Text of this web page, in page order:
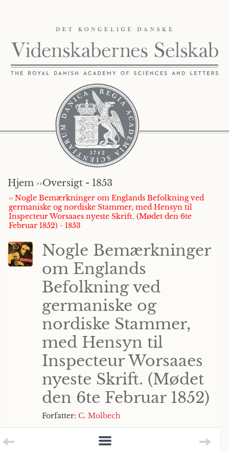
Hjem ››Oversigt - 1853
›› Nogle Bemærkninger om Englands Befolkning ved
germaniske og nordiske Stammer, med Hensyn til
Inspecteur Worsaaes nyeste Skrift. (Mødet den 6te
Februar 1852) - 1853
Nogle Bemærkninger
om Englands
Befolkning ved
germaniske og
nordiske Stammer,
med Hensyn til
Inspecteur Worsaaes
nyeste Skrift. (Mødet
den 6te Februar 1852)
Forfatter: C. Molbech